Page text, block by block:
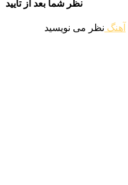
نظر شما بعد از تایید
آهنگ نظر می نویسید